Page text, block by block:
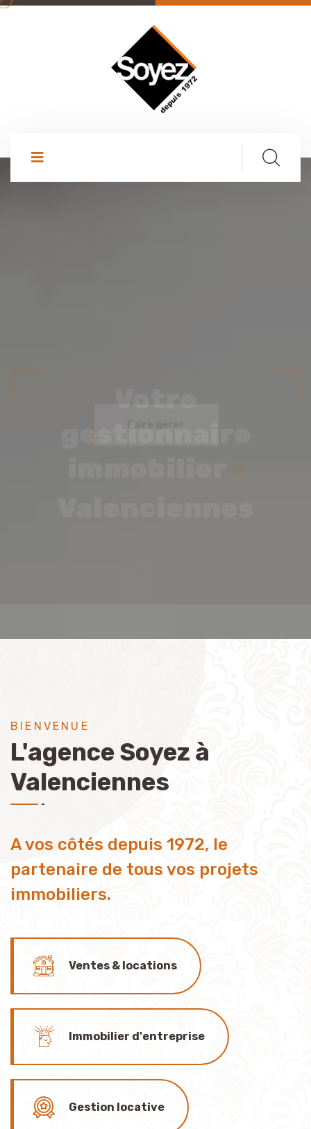
Valenciennes
BIENVENUE
L'agence Soyez à
Valenciennes
A vos côtés depuis 1972, le
partenaire de tous vos projets
immobiliers.
Ventes & locations
Immobilier d'entreprise
Gestion locative